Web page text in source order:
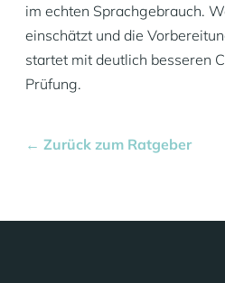
im echten Sprachgebrauch.
einschätzt und die
startet mit deutlich besseren
Prüfung.
← Zurück zum Ratgeber